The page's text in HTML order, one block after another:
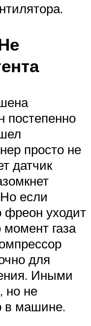
постепенно
просто не
датчик
если
фреон уходит
газа
для
Иными
но не
в машине.